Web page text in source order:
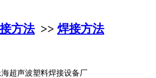
方法>> 焊接方法
超声波塑料焊接设备厂